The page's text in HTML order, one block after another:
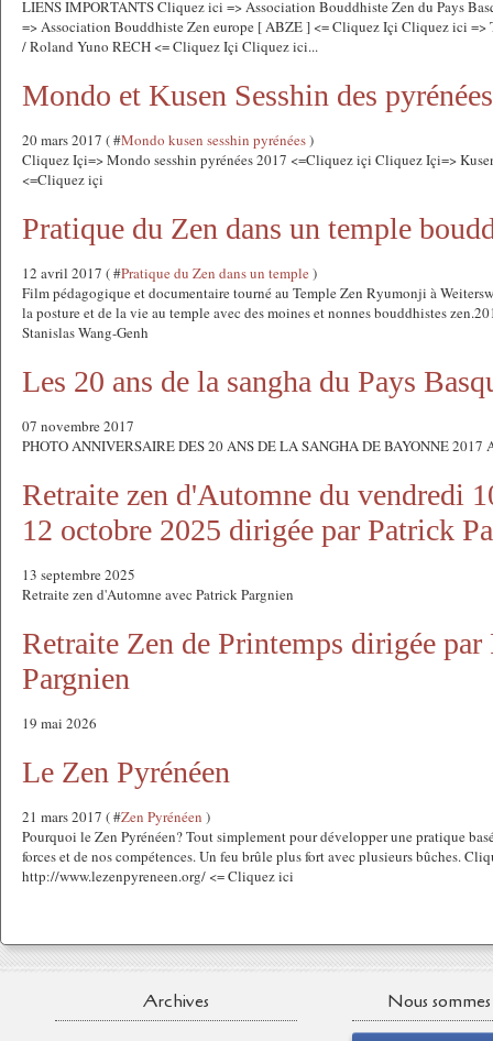
LIENS IMPORTANTS Cliquez ici => Association Bouddhiste Zen du Pays
=> Association Bouddhiste Zen europe [ ABZE ] <= Cliquez Içi Cliquez ici =>
/ Roland Yuno RECH <= Cliquez Içi Cliquez ici...
Mondo et Kusen Sesshin des
20 mars 2017 ( #Mondo kusen sesshin pyrénées)
Cliquez Içi=> Mondo sesshin pyrénées 2017 <=Cliquez içi Cliquez Içi=>
<=Cliquez içi
Pratique du Zen dans un temple
12 avril 2017 ( #Pratique du Zen dans un temple)
Film pédagogique et documentaire tourné au Temple Zen Ryumonji à
la posture et de la vie au temple avec des moines et nonnes bouddhistes
Stanislas Wang-Genh
Les 20 ans de la sangha du Pays
07 novembre 2017
PHOTO ANNIVERSAIRE DES 20 ANS DE LA SANGHA DE BAYONNE 2017
Retraite zen d'Automne du vendredi
12 octobre 2025 dirigée par Patrick
13 septembre 2025
Retraite zen d'Automne avec Patrick Pargnien
Retraite Zen de Printemps dirigée par
Pargnien
19 mai 2026
Le Zen Pyrénéen
21 mars 2017 ( #Zen Pyrénéen )
Pourquoi le Zen Pyrénéen? Tout simplement pour développer une pratique
forces et de nos compétences. Un feu brûle plus fort avec plusieurs bûches.
http://www.lezenpyreneen.org/ <= Cliquez ici
Archives Nous